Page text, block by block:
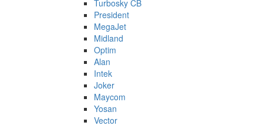
Turbosky CB
President
MegaJet
Midland
Optim
Alan
Intek
Joker
Maycom
Yosan
Vector